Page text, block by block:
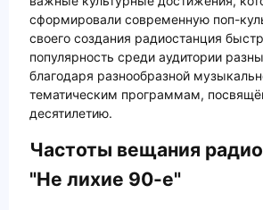
сформировали современную поп-
своего создания радиостанция
популярность среди аудитории
благодаря разнообразной
тематическим программам,
десятилетию.
Частоты вещания
"Не лихие 90-е"